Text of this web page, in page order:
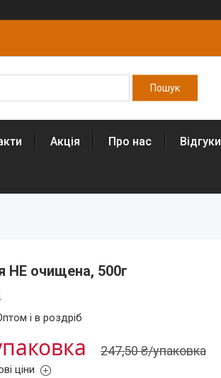
Акція Про нас Відгуки
НЕ очищена, 500г
і в роздріб
247,50 ₴/упаковка
ціни